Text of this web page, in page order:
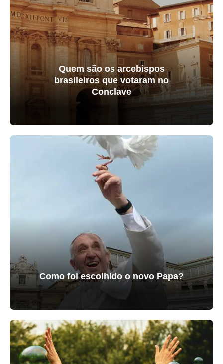
Quem são os arcebispos
brasileiros que votaram no
Conclave
Como foi escolhido o novo Papa?